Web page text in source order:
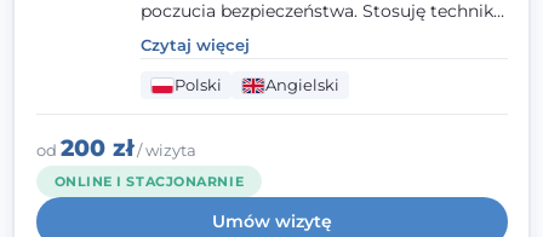
poczucia bezpieczeństwa. Stosuję techniki
poznawczo-behawioralne oraz metody,
które koncentrują się na rozwiązaniach
(TSR). Te polegają na osiąganiu
zamierzonych celów (doprowadzeniu do
rozwiązania trudnych sytuacji) poprzez
identyfikowanie i wzmacnianie zasobów
oraz mocnych stron klienta. W swojej
pracy korzystam także z metod dialogu
Czytaj więcej
Polski Angielski
od 200 zł/ wizyta
ONLINE I STACJONARNIE
Umów wizytę